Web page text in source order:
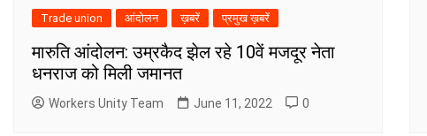
Trade union आंदोलन ख़बरें प्रमुख ख़बरें
मारुति आंदोलन: उम्रकैद झेल रहे 10वें मजदूर नेता
धनराज को मिली जमानत
Workers Unity Team June 11, 2022 0